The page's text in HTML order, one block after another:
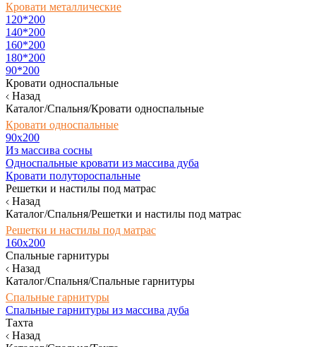
Кровати металлические
120*200
140*200
160*200
180*200
90*200
Кровати односпальные
Назад
Каталог/Спальня/Кровати односпальные
Кровати односпальные
90х200
Из массива сосны
Односпальные кровати из массива дуба
Кровати полутороспальные
Решетки и настилы под матрас
Назад
Каталог/Спальня/Решетки и настилы под матрас
Решетки и настилы под матрас
160х200
Спальные гарнитуры
Назад
Каталог/Спальня/Спальные гарнитуры
Спальные гарнитуры
Спальные гарнитуры из массива дуба
Тахта
Назад